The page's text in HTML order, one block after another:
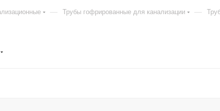
— Трубы гофрированные для канализации —